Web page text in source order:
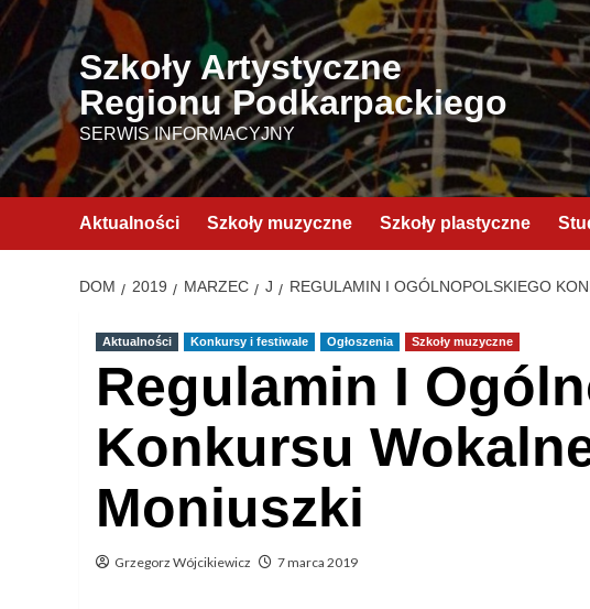
Przejdź
treści
Szkoły Artystyczne
Regionu Podkarpackiego
SERWIS INFORMACYJNY
Aktualności Szkoły muzyczne Szkoły plastyczne
DOM 2019 MARZEC J REGULAMIN I OGÓLNOPOLSKIEGO
Aktualności Konkursy i festiwale Ogłoszenia Szkoły muzyczne
Regulamin I
Konkursu
Moniuszki
Grzegorz Wójcikiewicz 7 marca 2019